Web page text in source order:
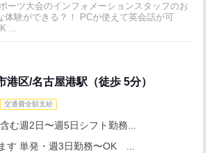
ーツ大会のインフォメーションスタッフのお
体験ができる？！ PCが使えて英会話が可
...
港区/名古屋港駅（徒歩 5分）
交通費全額支給
む週2日〜週5日シフト勤務...
す 単発・週3日勤務〜OK ...